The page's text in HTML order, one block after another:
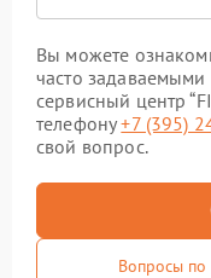
Вы можете
часто
сервисный центр
телефону+7 (395)
свой вопрос.
Вопросы